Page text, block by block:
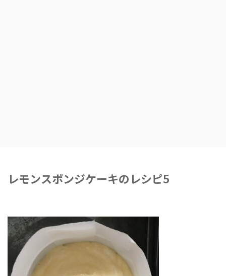
レモンスポンジケーキのレシピ5